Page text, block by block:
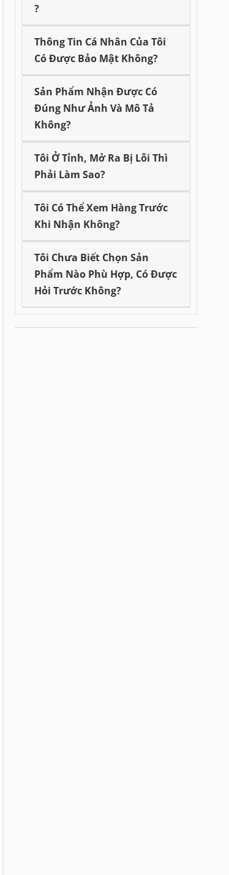
?
Thông Tin Cá Nhân Của Tôi
Có Được Bảo Mật Không?
Sản Phẩm Nhận Được Có
Đúng Như Ảnh Và Mô Tả
Không?
Tôi Ở Tỉnh, Mở Ra Bị Lỗi Thì
Phải Làm Sao?
Tôi Có Thể Xem Hàng Trước
Khi Nhận Không?
Tôi Chưa Biết Chọn Sản
Phẩm Nào Phù Hợp, Có Được
Hỏi Trước Không?